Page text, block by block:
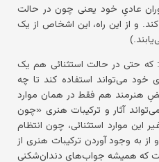
عادیِ خود یعنی چون در حالت
و از این راه، این اشخاص از یک
که حتی در حالت استثنائی هم یک
خود می‌تواند استفاده کند تا چه
هنرمند هم فقط در همان موارد
آثار و ترکیبات هنری «چون
این موارد استثنائی، چون انتظام
به وجود آوردن ترکیبات هنری از
که همیشه جواب‌های دندان‌شکنی